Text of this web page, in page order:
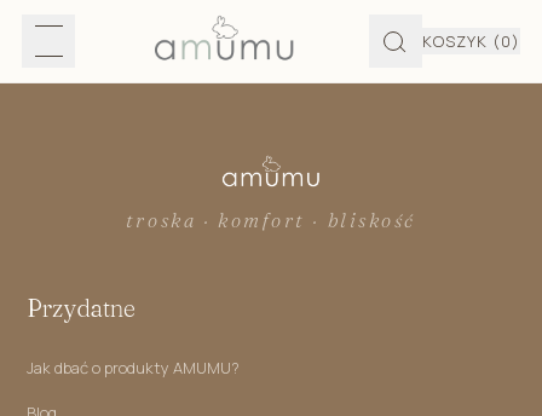
KOSZYK (0)
troska · komfort · bliskość
Przydatne
Jak dbać o produkty AMUMU?